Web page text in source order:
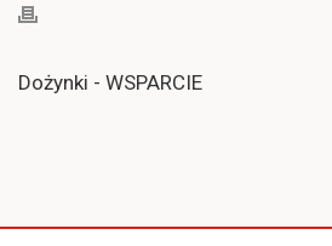
Dożynki - WSPARCIE